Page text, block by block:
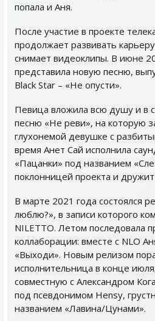
попала и Аня.
После участие в проекте
продолжает развивать
снимает видеоклипы. В июне
представила новую песню,
Black Star – «Не опусти».
Певица вложила всю душу и в
песню «Не реви», на которую
глухонемой девушке с
время Анет Сай исполнила
«Пацанки» под названием
поклонницей проекта и
В марте 2021 года состоялся
люблю?», в записи которого
NILETTO. Летом последовала
коллаборации: вместе с NLO
«Выходи». Новым релизом
исполнительница в конце
совместную с Александром
под псевдонимом Hensy,
названием «Лавина/Цунами».